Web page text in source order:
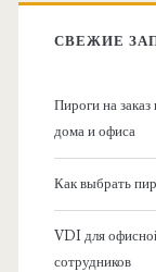
:
СВЕЖИЕ
Пироги на
дома и офиса
Как выбрать
VDI для
сотрудников